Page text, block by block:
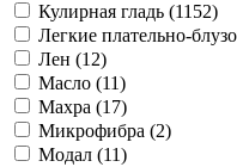
Кулирная гладь (1152)
Легкие плательно-
Лен (12)
Масло (11)
Махра (17)
Микрофибра (2)
Модал (11)